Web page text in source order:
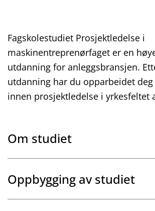
Fagskolestudiet Prosjektledelse i
maskinentreprenørfaget er en
utdanning for anleggsbransjen.
utdanning har du opparbeidet
innen prosjektledelse i yrkesfeltet
Om studiet
Oppbygging av studiet